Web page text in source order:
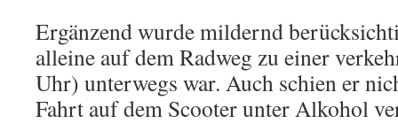
Ergänzend wurde mildernd
alleine auf dem Radweg zu einer
Uhr) unterwegs war. Auch schien er
Fahrt auf dem Scooter unter Alkohol